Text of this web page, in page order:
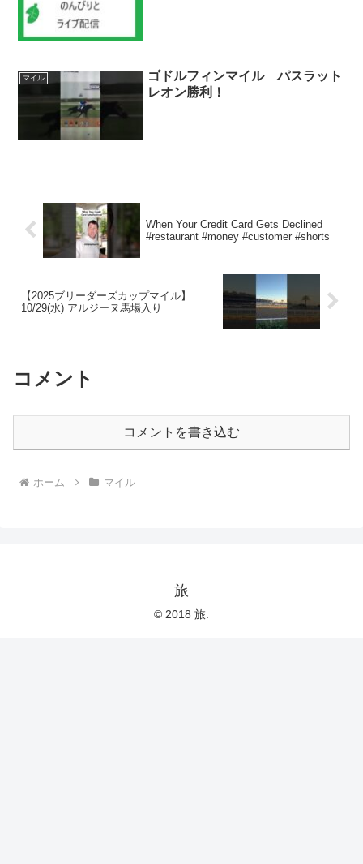
マイル
ゴドルフィンマイル パスラット
レオン勝利！
When Your Credit Card Gets Declined
#restaurant #money #customer #shorts
【2025ブリーダーズカップマイル】
10/29(水) アルジーヌ馬場入り
コメント
コメントを書き込む
ホーム マイル
旅
© 2018 旅.